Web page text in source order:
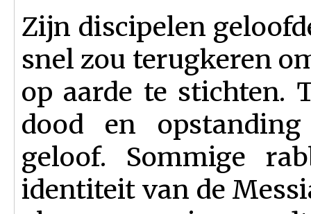
Zijn discipelen
snel zou terugkeren
op aarde te stichten.
dood en
geloof. Sommige
identiteit van de